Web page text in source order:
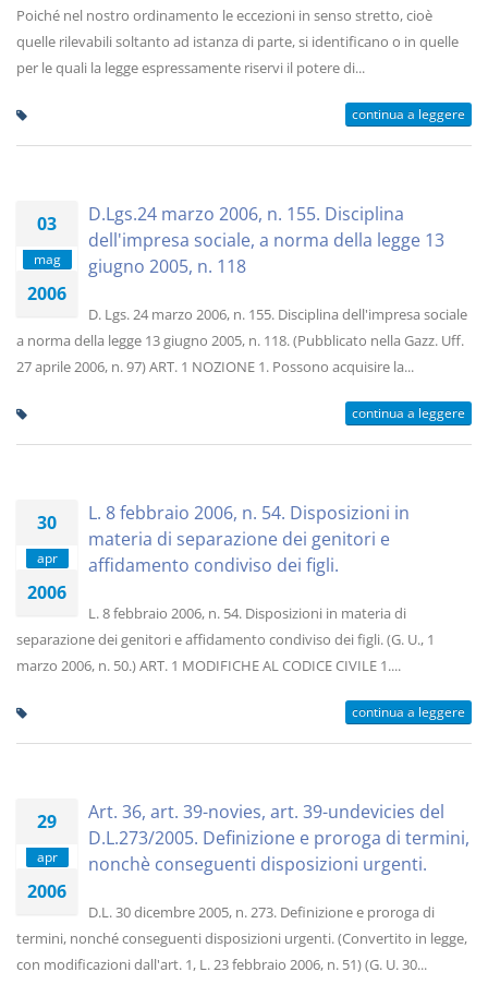
Poiché nel nostro ordinamento le eccezioni in senso stretto, cioè
quelle rilevabili soltanto ad istanza di parte, si identificano o in quelle
per le quali la legge espressamente riservi il potere di...
continua a leggere
03
mag
2006
D.Lgs.24 marzo 2006, n. 155. Disciplina
dell'impresa sociale, a norma della legge 13
giugno 2005, n. 118
D. Lgs. 24 marzo 2006, n. 155. Disciplina dell'impresa sociale
a norma della legge 13 giugno 2005, n. 118. (Pubblicato nella Gazz. Uff.
27 aprile 2006, n. 97) ART. 1 NOZIONE 1. Possono acquisire la...
continua a leggere
30
apr
2006
L. 8 febbraio 2006, n. 54. Disposizioni in
materia di separazione dei genitori e
affidamento condiviso dei figli.
L. 8 febbraio 2006, n. 54. Disposizioni in materia di
separazione dei genitori e affidamento condiviso dei figli. (G. U., 1
marzo 2006, n. 50.) ART. 1 MODIFICHE AL CODICE CIVILE 1....
continua a leggere
29
apr
2006
Art. 36, art. 39-novies, art. 39-undevicies del
D.L.273/2005. Definizione e proroga di termini,
nonchè conseguenti disposizioni urgenti.
D.L. 30 dicembre 2005, n. 273. Definizione e proroga di
termini, nonché conseguenti disposizioni urgenti. (Convertito in legge,
con modificazioni dall'art. 1, L. 23 febbraio 2006, n. 51) (G. U. 30...